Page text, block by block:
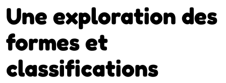
Une exploration des
formes et
classifications